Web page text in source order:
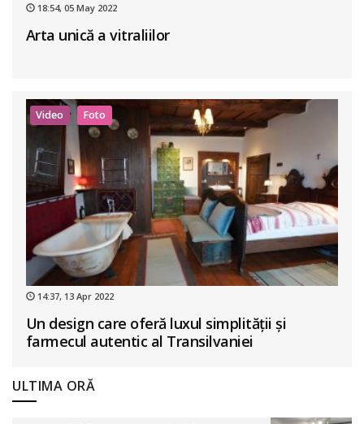
18:54, 05 May 2022
Arta unică a vitraliilor
Video Foto
14:37, 13 Apr 2022
Un design care oferă luxul simplității și
farmecul autentic al Transilvaniei
ULTIMA ORĂ